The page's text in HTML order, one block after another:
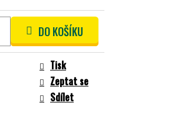
DO KOŠÍKU
Tisk
Zeptat se
Sdílet